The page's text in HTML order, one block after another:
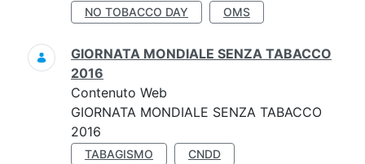
NO TOBACCO DAY
OMS
GIORNATA MONDIALE SENZA TABACCO
2016
Contenuto Web
GIORNATA MONDIALE SENZA TABACCO
2016
TABAGISMO
CNDD